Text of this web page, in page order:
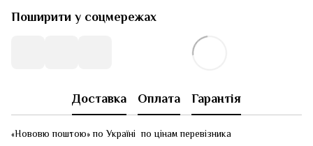
Поширити у соцмережах
Доставка Оплата Гарантія
«Нововю поштою» по Україні по цінам перевізника